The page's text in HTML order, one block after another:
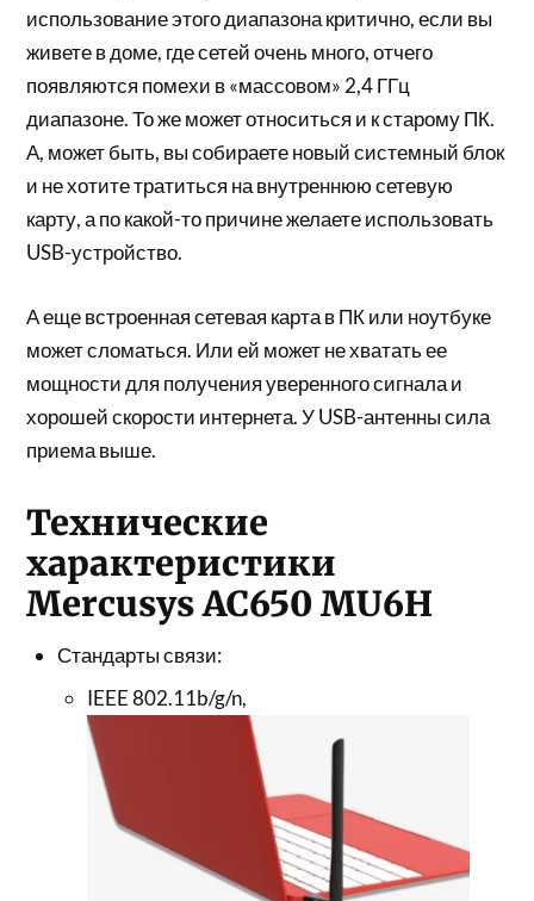
использование этого диапазона критично, если вы
живете в доме, где сетей очень много, отчего
появляются помехи в «массовом» 2,4 ГГц
диапазоне. То же может относиться и к старому ПК.
А, может быть, вы собираете новый системный блок
и не хотите тратиться на внутреннюю сетевую
карту, а по какой-то причине желаете использовать
USB-устройство.
А еще встроенная сетевая карта в ПК или ноутбуке
может сломаться. Или ей может не хватать ее
мощности для получения уверенного сигнала и
хорошей скорости интернета. У USB-антенны сила
приема выше.
Технические
характеристики
Mercusys AC650 MU6H
Стандарты связи:
IEEE 802.11b/g/n,